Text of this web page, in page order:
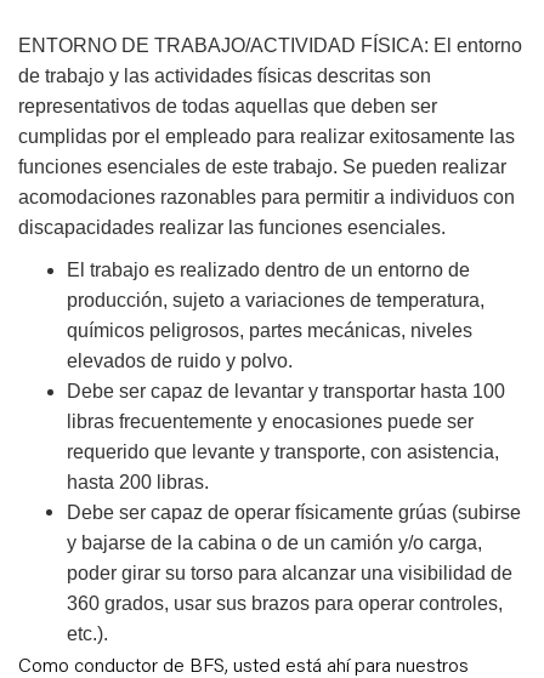
ENTORNO DE TRABAJO/ACTIVIDAD FÍSICA: El entorno
de trabajo y las actividades físicas descritas son
representativos de todas aquellas que deben ser
cumplidas por el empleado para realizar exitosamente las
funciones esenciales de este trabajo. Se pueden realizar
acomodaciones razonables para permitir a individuos con
discapacidades realizar las funciones esenciales.
El trabajo es realizado dentro de un entorno de
producción, sujeto a variaciones de temperatura,
químicos peligrosos, partes mecánicas, niveles
elevados de ruido y polvo.
Debe ser capaz de levantar y transportar hasta 100
libras frecuentemente y enocasiones puede ser
requerido que levante y transporte, con asistencia,
hasta 200 libras.
Debe ser capaz de operar físicamente grúas (subirse
y bajarse de la cabina o de un camión y/o carga,
poder girar su torso para alcanzar una visibilidad de
360 grados, usar sus brazos para operar controles,
etc.).
Como conductor de BFS, usted está ahí para nuestros